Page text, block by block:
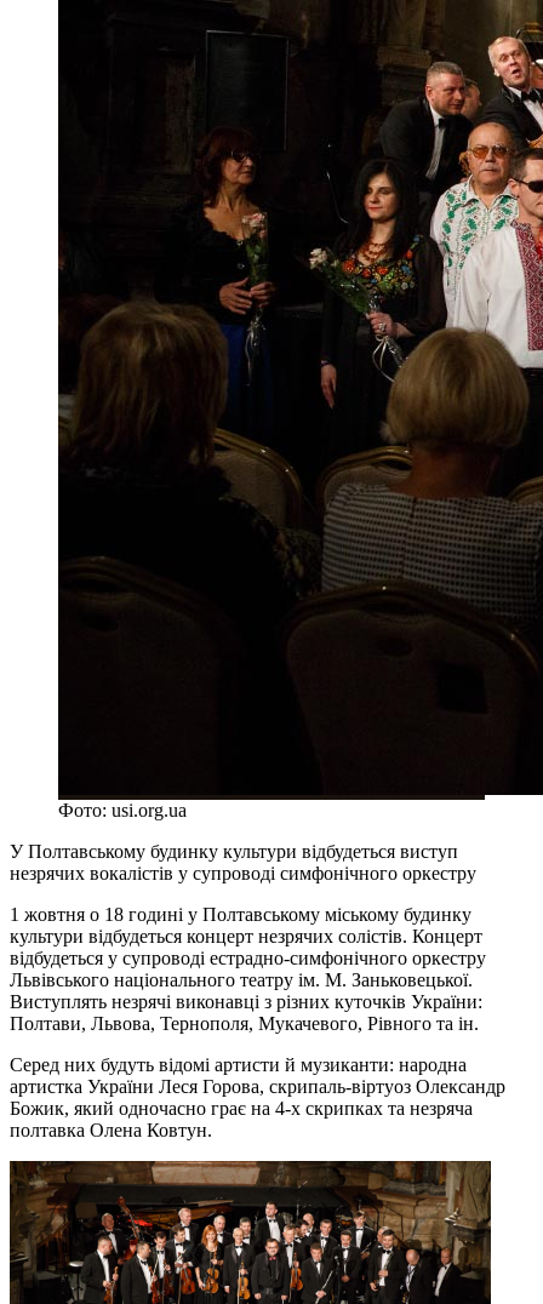
Фото: usi.org.ua
У Полтавському будинку культури відбудеться виступ
незрячих вокалістів у супроводі симфонічного оркестру
1 жовтня о 18 годині у Полтавському міському будинку
культури відбудеться концерт незрячих солістів. Концерт
відбудеться у супроводі естрадно-симфонічного оркестру
Львівського національного театру ім. М. Заньковецької.
Виступлять незрячі виконавці з різних куточків України:
Полтави, Львова, Тернополя, Мукачевого, Рівного та ін.
Серед них будуть відомі артисти й музиканти: народна
артистка України Леся Горова, скрипаль-віртуоз Олександр
Божик, який одночасно грає на 4-х скрипках та незряча
полтавка Олена Ковтун.